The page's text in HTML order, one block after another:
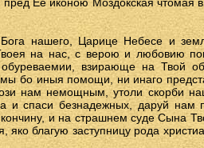
Ее иконою Моздокская чтомая
нашего, Царице Небесе и
на нас, с верою и любовию
обуреваемии, взирающе на Твой
бо иныя помощи, ни инаго
нам немощным, утоли скорби
и спаси безнадежных, даруй
и на страшнем суде Сына
благую заступницу рода